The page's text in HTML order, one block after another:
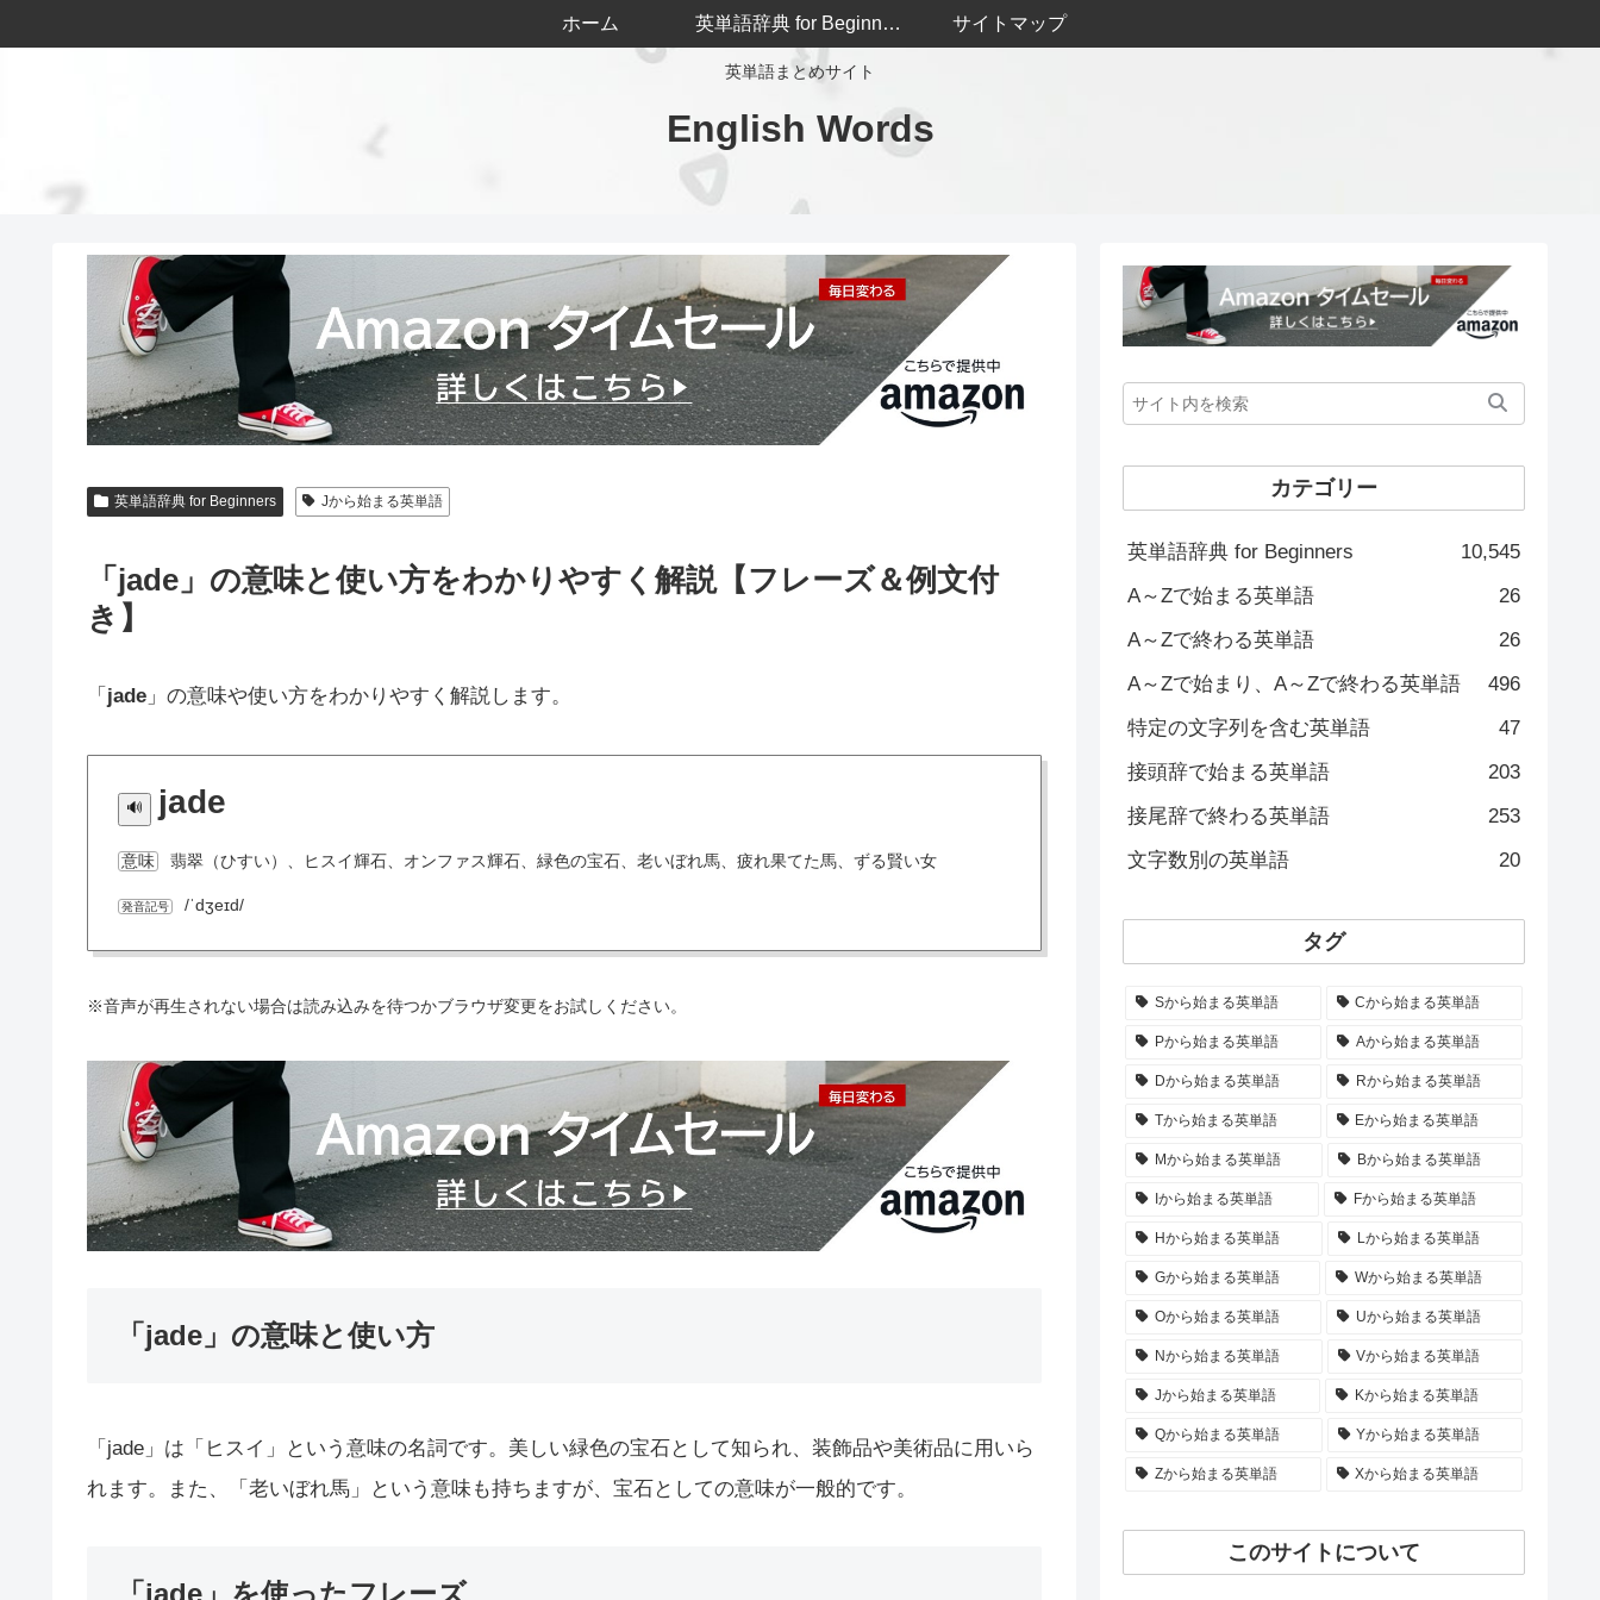
英単語まとめサイト
English Words
ホーム 英単語辞典 for Beginners サイトマップ
英単語辞典 for Beginners Jから始まる英単語
「jade」の意味と使い方をわかりやすく解説【フレーズ＆例文付
き】
「 jade 」の意味や使い方をわかりやすく解説します。
jade
意味 翡翠（ひすい）、ヒスイ輝石、オンファス輝石、緑色の宝石、老いぼれ馬、疲れ果てた馬、ずる賢い女
発音記号 /ˈdʒeɪd/
※音声が再生されない場合は読み込みを待つかブラウザ変更をお試しください。
「jade」の意味と使い方
「jade」は「ヒスイ」という意味の名詞です。美しい緑色の宝石として知られ、装飾品や美術品に用いら
れます。また、「老いぼれ馬」という意味も持ちますが、宝石としての意味が一般的です。
「jade」を使ったフレーズ
カテゴリー
英単語辞典 for Beginners
10,545
A～Zで始まる英単語
26
A～Zで終わる英単語
26
A～Zで始まり、A～Zで終わる英単語
496
特定の文字列を含む英単語
47
接頭辞で始まる英単語
203
接尾辞で終わる英単語
253
文字数別の英単語
20
タグ
Sから始まる英単語 Cから始まる英単語
Pから始まる英単語 Aから始まる英単語
Dから始まる英単語 Rから始まる英単語
Tから始まる英単語 Eから始まる英単語
Mから始まる英単語 Bから始まる英単語
Iから始まる英単語 Fから始まる英単語
Hから始まる英単語 Lから始まる英単語
Gから始まる英単語 Wから始まる英単語
Oから始まる英単語 Uから始まる英単語
Nから始まる英単語 Vから始まる英単語
Jから始まる英単語 Kから始まる英単語
Qから始まる英単語 Yから始まる英単語
Zから始まる英単語 Xから始まる英単語
このサイトについて